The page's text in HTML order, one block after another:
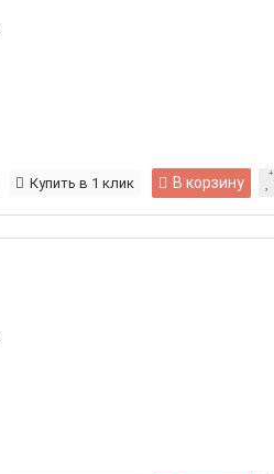
В корзину
Купить в 1 клик